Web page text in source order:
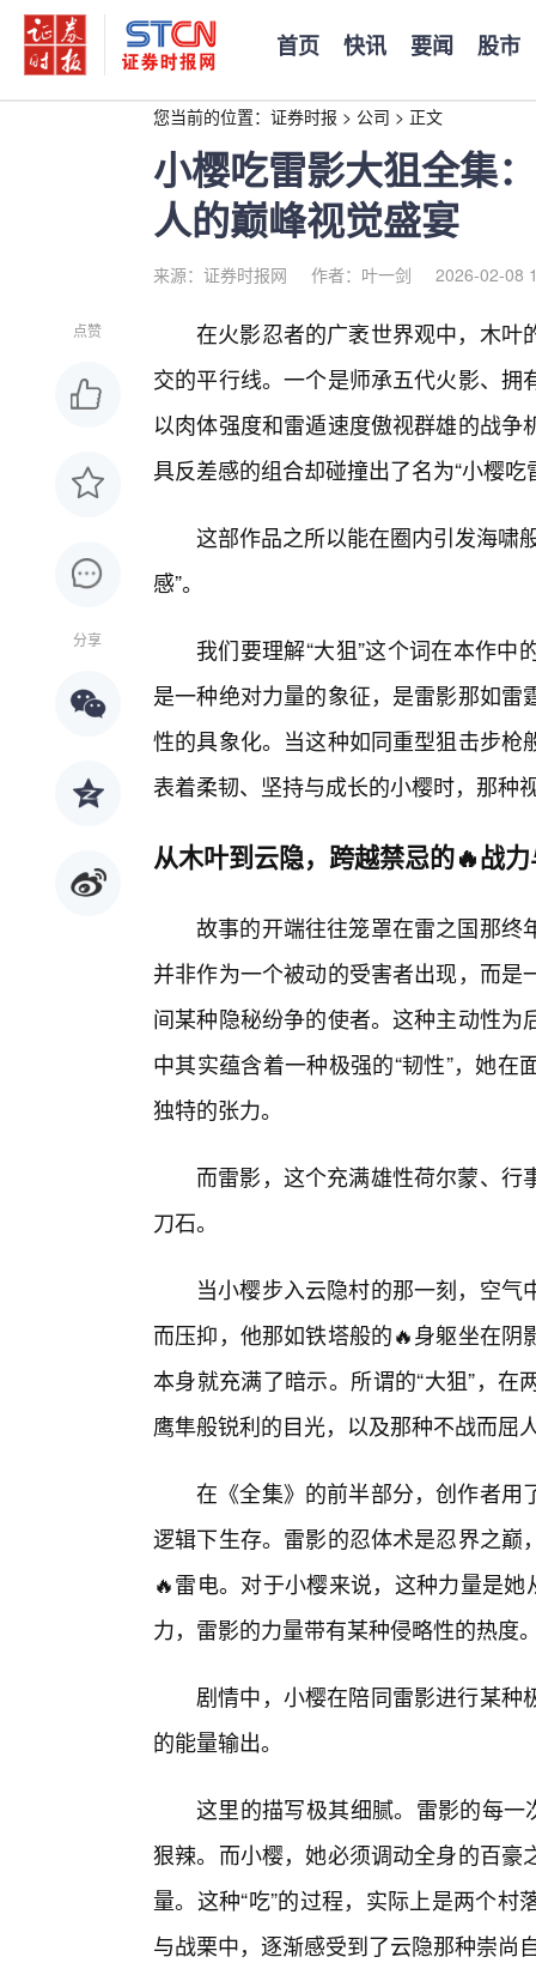
首页 快讯 要闻 股市
您当前的位置： 证券时报 > 公司 > 正文
小樱吃雷影大狙全集
人的巅峰视觉盛宴
来源：证券时报网 作者：叶一剑 2026-02-08
点赞
分享
在火影忍者的广袤世界观中，木叶
交的平行线。一个是师承五代火影、
以肉体强度和雷遁速度傲视群雄的战
具反差感的组合却碰撞出了名为“小樱
这部作品之所以能在圈内引发海啸
感”。
我们要理解“大狙”这个词在本作
是一种绝对力量的象征，是雷影那如
性的具象化。当这种如同重型狙击步
表着柔韧、坚持与成长的小樱时，那种
从木叶到云隐，跨越禁忌的🔥战
故事的开端往往笼罩在雷之国那终
并非作为一个被动的受害者出现，而
间某种隐秘纷争的使者。这种主动性
中其实蕴含着一种极强的“韧性”，她
独特的张力。
而雷影，这个充满雄性荷尔蒙、
刀石。
当小樱步入云隐村的那一刻，空
而压抑，他那如铁塔般的🔥身躯坐在
本身就充满了暗示。所谓的“大狙”，
鹰隼般锐利的目光，以及那种不战而屈
在《全集》的前半部分，创作者用
逻辑下生存。雷影的忍体术是忍界之
🔥雷电。对于小樱来说，这种力量是
力，雷影的力量带有某种侵略性的热度
剧情中，小樱在陪同雷影进行某
的能量输出。
这里的描写极其细腻。雷影的每一
狠辣。而小樱，她必须调动全身的百
量。这种“吃”的过程，实际上是两个
与战栗中，逐渐感受到了云隐那种崇尚